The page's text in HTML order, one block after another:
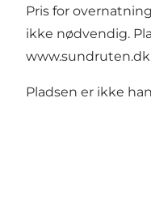
Pris for
ikke nødvendig.
www.sundruten.dk
Pladsen er ikke